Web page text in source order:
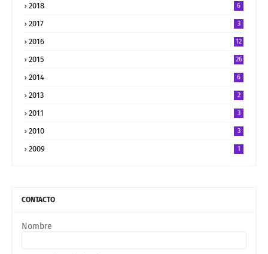
2018 6
2017 3
2016 12
2015 26
2014 6
2013 2
2011 3
2010 3
2009 1
CONTACTO
Nombre